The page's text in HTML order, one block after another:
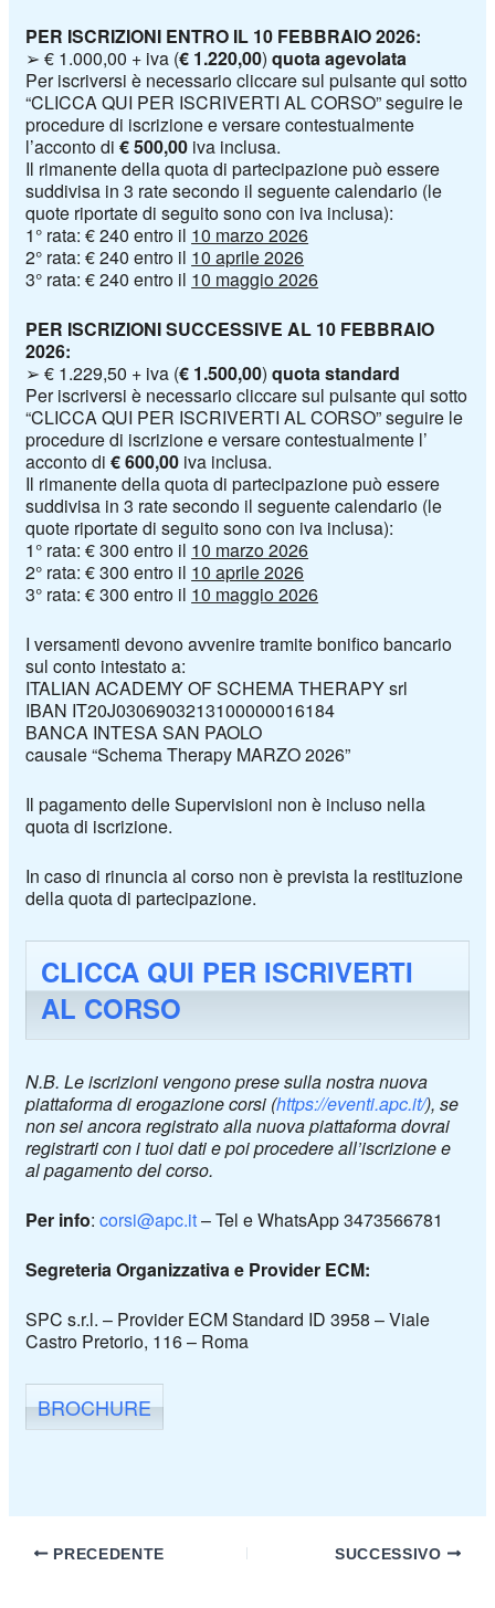
PER ISCRIZIONI ENTRO IL 10 FEBBRAIO 2026:
➢ € 1.000,00 + iva (€ 1.220,00) quota agevolata
Per iscriversi è necessario cliccare sul pulsante qui sotto
“CLICCA QUI PER ISCRIVERTI AL CORSO” seguire le
procedure di iscrizioneeversare contestualmente
l’acconto di€500,00 iva inclusa.
Il rimanente della quota di partecipazione può essere
suddivisa in 3 rate secondo il seguente calendario (le
quote riportate di seguito sono con iva inclusa):
1° rata: €240 entro il 10 marzo 2026
2° rata: €240 entro il 10 aprile 2026
3° rata: €240 entro il 10 maggio 2026
PER ISCRIZIONI SUCCESSIVE AL 10 FEBBRAIO
2026:
➢ € 1.229,50 + iva (€ 1.500,00) quota standard
Per iscriversi è necessario cliccare sul pulsante qui sotto
“CLICCA QUI PER ISCRIVERTI AL CORSO” seguire le
procedure di iscrizione e versare contestualmente l’
acconto di€600,00 iva inclusa.
Il rimanente della quota di partecipazione puòessere
suddivisa in 3 rate secondo il seguente calendario (le
quote riportate di seguito sono con iva inclusa):
1° rata: €300 entro il 10 marzo 2026
2° rata: €300 entro il 10 aprile 2026
3° rata: €300 entro il 10 maggio 2026
I versamenti devono avvenire tramite bonifico bancario
sul conto intestato a:
ITALIAN ACADEMY OF SCHEMA THERAPYsrl
IBAN IT20J0306903213100000016184
BANCA INTESA SAN PAOLO
causale “Schema Therapy MARZO 2026”
Il pagamento delle Supervisioni non è incluso nella
quota di iscrizione.
In caso di rinuncia al corso non è prevista la restituzione
della quota di partecipazione.
CLICCA QUI PER ISCRIVERTI
AL CORSO
N.B. Le iscrizioni vengono prese sulla nostra nuova
piattaforma di erogazione corsi (https://eventi.apc.it/), se
non sei ancora registrato alla nuova piattaforma dovrai
registrarti con i tuoi dati e poi procedere all’iscrizione e
al pagamento del corso.
Per info:corsi@apc.it– Tel e WhatsApp 3473566781
Segreteria Organizzativa e Provider ECM:
SPC s.r.l. – Provider ECM Standard ID 3958 – Viale
Castro Pretorio, 116 – Roma
BROCHURE
PRECEDENTE SUCCESSIVO